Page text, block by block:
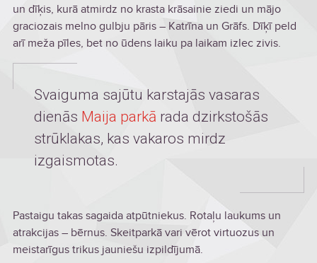
un dīķis, kurā atmirdz no krasta krāsainie ziedi un mājo
graciozais melno gulbju pāris – Katrīna un Grāfs. Dīķī peld
arī meža pīles, bet no ūdens laiku pa laikam izlec zivis.
Svaiguma sajūtu karstajās vasaras
dienās Maija parkā rada dzirkstošās
strūklakas, kas vakaros mirdz
izgaismotas.
Pastaigu takas sagaida atpūtniekus. Rotaļu laukums un
atrakcijas – bērnus. Skeitparkā vari vērot virtuozus un
meistarīgus trikus jauniešu izpildījumā.